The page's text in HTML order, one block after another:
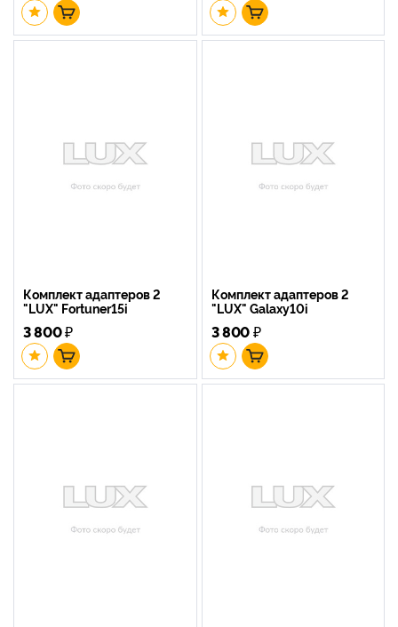
Комплект адаптеров 2
"LUX" Fortuner15i
3 800₽
Комплект адаптеров 2
"LUX" Galaxy10i
3 800₽